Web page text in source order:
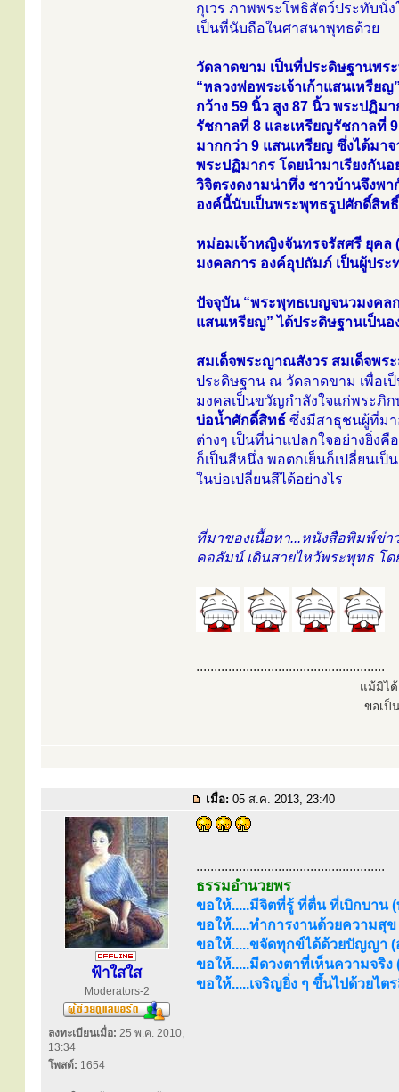
กุเวร ภาพพระโพธิสัตว์ประทับนั่
เป็นที่นับถือในศาสนาพุทธด้วย
วัดลาดขาม เป็นที่ประดิษฐานพ
“หลวงพ่อพระเจ้าเก้าแสนเหรี
กว้าง 59 นิ้ว สูง 87 นิ้ว พระปฏิม
รัชกาลที่ 8 และเหรียญรัชกาลที่
มากกว่า 9 แสนเหรียญ ซึ่งได้มา
พระปฏิมากร โดยนำมาเรียงกัน
วิจิตรงดงามน่าทึ่ง ชาวบ้านจึงพ
องค์นี้นับเป็นพระพุทธรูปศักดิ์สิท
หม่อมเจ้าหญิงจันทรจรัสศรี ยุคล
มงคลการ องค์อุปถัมภ์ เป็นผู้ปร
ปัจจุบัน “พระพุทธเบญจนวมงคล
แสนเหรียญ” ได้ประดิษฐานเป็
สมเด็จพระญาณสังวร สมเด็จพ
ประดิษฐาน ณ วัดลาดขาม เพื่อเ
มงคลเป็นขวัญกำลังใจแก่พระภิ
บ่อน้ำศักดิ์สิทธ์ ซึ่งมีสาธุชนผู้ที่มา
ต่างๆ เป็นที่น่าแปลกใจอย่างยิ่ง
ก็เป็นสีหนึ่ง พอตกเย็นก็เปลี่ยนเ
ในบ่อเปลี่ยนสีได้อย่างไร
ที่มาของเนื้อหา...หนังสือพิมพ์ข่า
คอลัมน์ เดินสายไหว้พระพุทธ โ
.....................................................
แม้มิได้
ขอเป็
เมื่อ: 05 ส.ค. 2013, 23:40
ฟ้าใสใส
Moderators-2
ลงทะเบียนเมื่อ: 25 พ.ค. 2010,
13:34
โพสต์: 1654
.....................................................
ธรรมอำนวยพร
ขอให้.....มีจิตที่รู้ ที่ตื่น ที่เบิกบาน
ขอให้.....ทำการงานด้วยความสุ
ขอให้.....ขจัดทุกข์ได้ด้วยปัญญา (
ขอให้.....มีดวงตาที่เห็นความจริ
ขอให้.....เจริญยิ่ง ๆ ขึ้นไปด้วยไ